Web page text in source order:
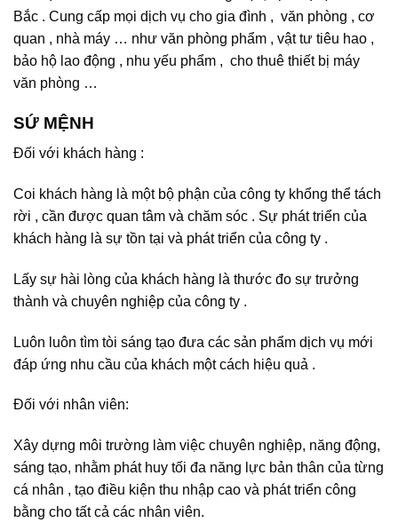
Bắc . Cung cấp mọi dịch vụ cho gia đình , văn phòng , cơ
quan , nhà máy … như văn phòng phẩm , vật tư tiêu hao ,
bảo hộ lao động , nhu yếu phẩm , cho thuê thiết bị máy
văn phòng …
SỨ MỆNH
Đối với khách hàng :
Coi khách hàng là một bộ phận của công ty khổng thể tách
rời , cần được quan tâm và chăm sóc . Sự phát triển của
khách hàng là sự tồn tại và phát triển của công ty .
Lấy sự hài lòng của khách hàng là thước đo sự trưởng
thành và chuyên nghiệp của công ty .
Luôn luôn tìm tòi sáng tạo đưa các sản phẩm dịch vụ mới
đáp ứng nhu cầu của khách một cách hiệu quả .
Đối với nhân viên:
Xây dựng môi trường làm việc chuyên nghiệp, năng động,
sáng tạo, nhằm phát huy tối đa năng lực bản thân của từng
cá nhân , tạo điều kiện thu nhập cao và phát triển công
bằng cho tất cả các nhân viên.